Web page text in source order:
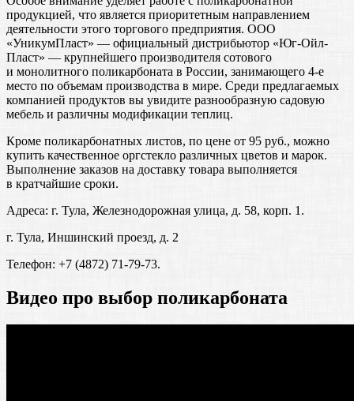
продукцией, что является приоритетным направлением
деятельности этого торгового предприятия. ООО
«УникумПласт» — официальный дистрибьютор «Юг-Ойл-
Пласт» — крупнейшего производителя сотового
и монолитного поликарбоната в России, занимающего 4-е
место по объемам производства в мире. Среди предлагаемых
компанией продуктов вы увидите разнообразную садовую
мебель и различны модификации теплиц.
Кроме поликарбонатных листов, по цене от 95 руб., можно
купить качественное оргстекло различных цветов и марок.
Выполнение заказов на доставку товара выполняется
в кратчайшие сроки.
Адреса: г. Тула, Железнодорожная улица, д. 58, корп. 1.
г. Тула, Иншинский проезд, д. 2
Телефон: +7 (4872) 71-79-73.
Видео про выбор поликарбоната